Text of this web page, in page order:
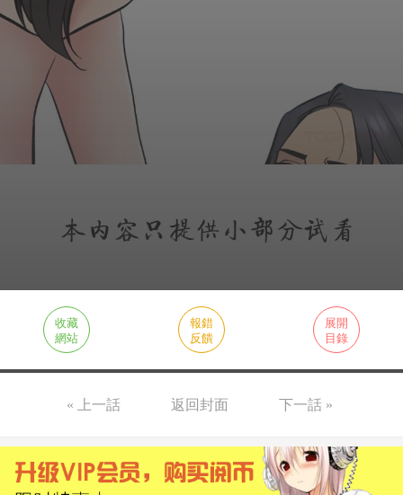
收藏
網站
報錯
反饋
展開
目錄
« 上一話 返回封面 下一話 »